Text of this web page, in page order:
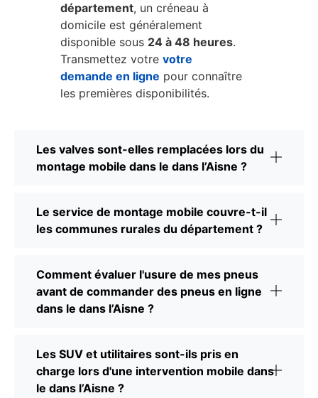
département, un créneau à
domicile est généralement
disponible sous 24 à 48 heures.
Transmettez votre votre
demande en ligne pour connaître
les premières disponibilités.
Les valves sont-elles remplacées lors du
montage mobile dans le dans l’Aisne ?
Le service de montage mobile couvre-t-il
les communes rurales du département ?
Comment évaluer l'usure de mes pneus
avant de commander des pneus en ligne
dans le dans l’Aisne ?
Les SUV et utilitaires sont-ils pris en
charge lors d'une intervention mobile dans
le dans l’Aisne ?